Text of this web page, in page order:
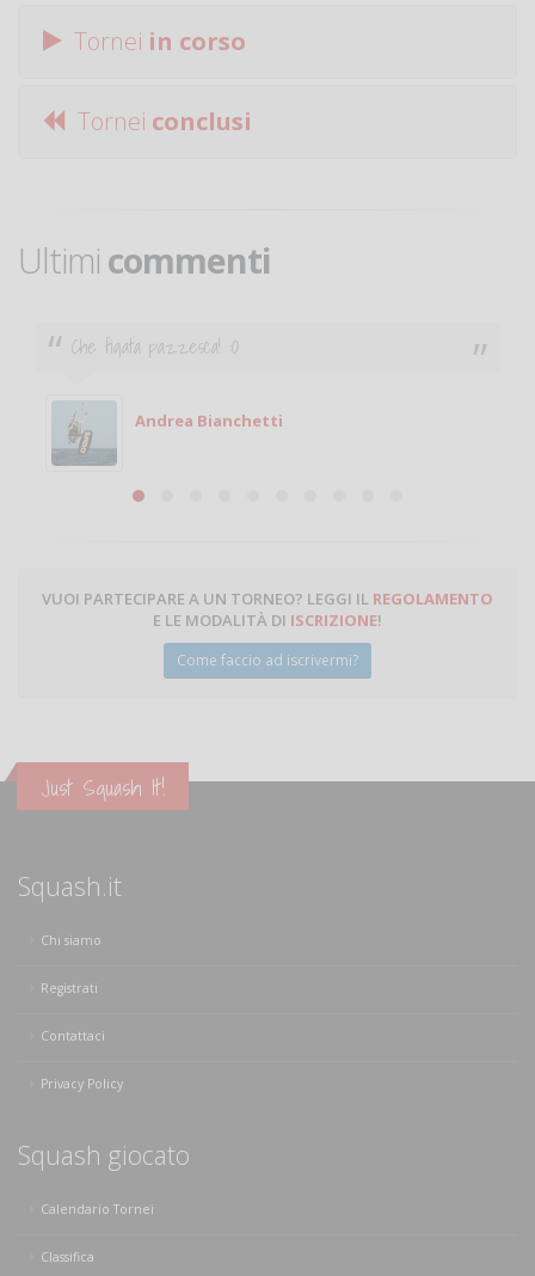
Tornei in corso
Tornei conclusi
Ultimi commenti
Che figata pazzesca! :O
Andrea Bianchetti
VUOI PARTECIPARE A UN TORNEO? LEGGI IL REGOLAMENTO
E LE MODALITÀ DI ISCRIZIONE!
Come faccio ad iscrivermi?
Just Squash It!
Squash.it
Chi siamo
Registrati
Contattaci
Privacy Policy
Squash giocato
Calendario Tornei
Classifica